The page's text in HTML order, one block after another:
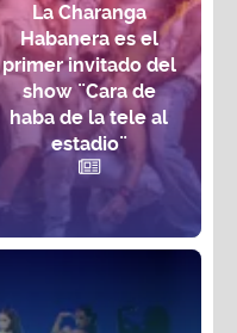
La Charanga
Habanera es el
primer invitado del
show ¨Cara de
haba de la tele al
estadio¨